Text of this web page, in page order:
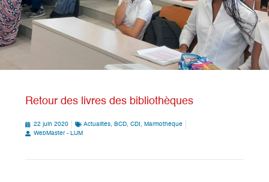
Retour des livres des bibliothèques
22 juin 2020 Actualités, BCD,CDI, Marmothèque
WebMaster - LiJM